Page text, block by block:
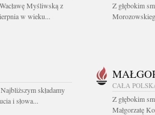
Myśliwską z
w wieku...
Z głębokim
składamy
i słowa...
CAŁA
Z głębokim
Małgorzatę